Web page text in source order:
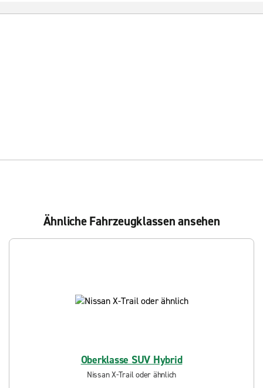
Ähnliche Fahrzeugklassen ansehen
Oberklasse SUV Hybrid
Nissan X-Trail oder ähnlich